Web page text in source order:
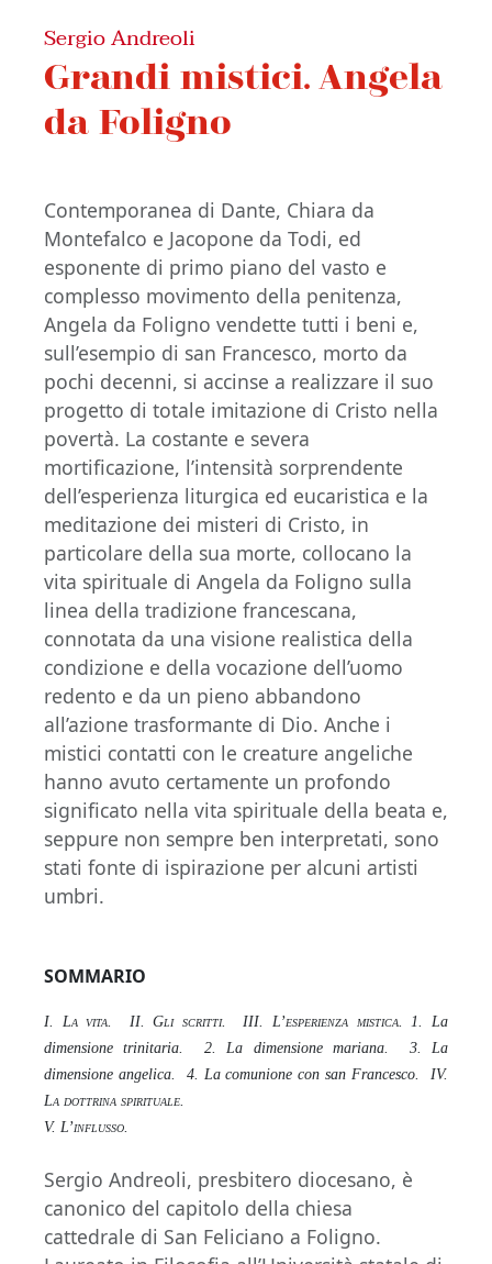
Sergio Andreoli
Grandi mistici. Angela
da Foligno
Contemporanea di Dante, Chiara da
Montefalco e Jacopone da Todi, ed
esponente di primo piano del vasto e
complesso movimento della penitenza,
Angela da Foligno vendette tutti i beni e,
sull’esempio di san Francesco, morto da
pochi decenni, si accinse a realizzare il suo
progetto di totale imitazione di Cristo nella
povertà. La costante e severa
mortificazione, l’intensità sorprendente
dell’esperienza liturgica ed eucaristica e la
meditazione dei misteri di Cristo, in
particolare della sua morte, collocano la
vita spirituale di Angela da Foligno sulla
linea della tradizione francescana,
connotata da una visione realistica della
condizione e della vocazione dell’uomo
redento e da un pieno abbandono
all’azione trasformante di Dio. Anche i
mistici contatti con le creature angeliche
hanno avuto certamente un profondo
significato nella vita spirituale della beata e,
seppure non sempre ben interpretati, sono
stati fonte di ispirazione per alcuni artisti
umbri.
SOMMARIO
I. La vita. II.Gli scritti. III.L’esperienza mistica. 1. La
dimensione trinitaria. 2. La dimensione mariana. 3. La
dimensione angelica. 4. La comunione con san Francesco. IV.
La dottrina spirituale.
V. L’influsso.
Sergio Andreoli, presbitero diocesano, è
canonico del capitolo della chiesa
cattedrale di San Feliciano a Foligno.